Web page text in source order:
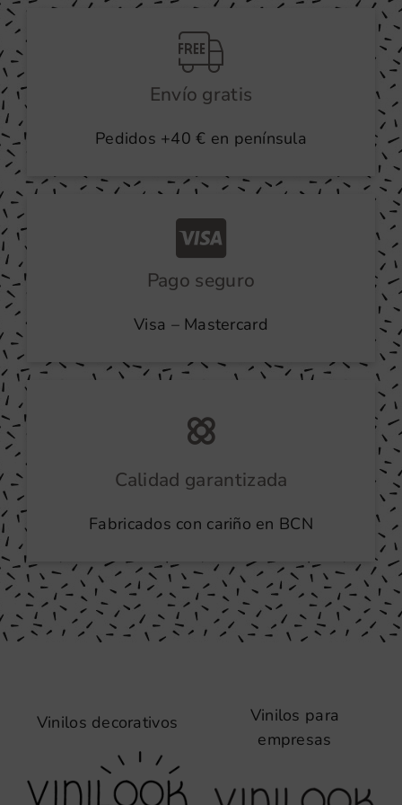
Envío gratis
Pedidos +40 € en península
Pago seguro
Visa – Mastercard
Calidad garantizada
Fabricados con cariño en BCN
Vinilos decorativos
Vinilos para
empresas